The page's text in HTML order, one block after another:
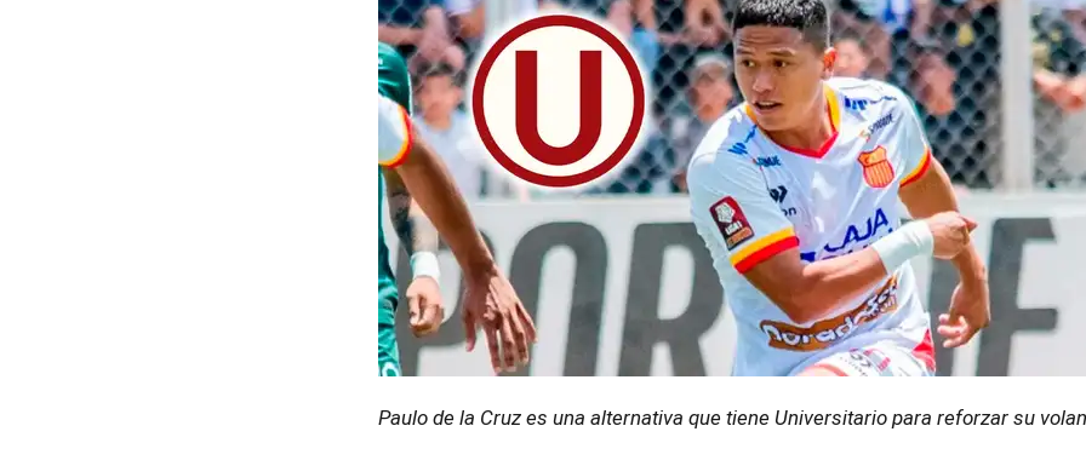
Paulo de la Cruz es una alternativa que tiene Universitario para reforzar su